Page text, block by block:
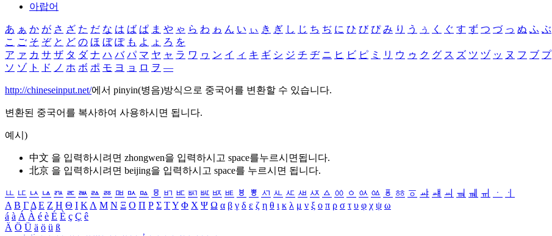
아랍어
あ ぁ か が さ ざ た だ な は ば ぱ ま や ゃ ら わ ゎ ん い ぃ き ぎ し じ ち ぢ に ひ び ぴ み り う ぅ く ぐ す ず つ づ っ ぬ ふ ぶ
こ ご そ ぞ と ど の ほ ぼ ぽ も よ ょ ろ を
ア ァ カ サ ザ タ ダ ナ ハ バ パ マ ヤ ャ ラ ワ ヮ ン イ ィ キ ギ シ ジ チ ヂ ニ ヒ ビ ピ ミ リ ウ ゥ ク グ ス ズ ツ ヅ ッ ヌ フ ブ プ
ソ ゾ ト ド ノ ホ ボ ポ モ ヨ ョ ロ ヲ ―
http://chineseinput.net/에서 pinyin(병음)방식으로 중국어를 변환할 수 있습니다.
변환된 중국어를 복사하여 사용하시면 됩니다.
예시)
中文 을 입력하시려면 zhongwen을 입력하시고 space를누르시면됩니다.
北京 을 입력하시려면 beijing을 입력하시고 space를 누르시면 됩니다.
ㅥ ㅦ ㅧ ㅨ ㅩ ㅪ ㅫ ㅬ ㅭ ㅮ ㅯ ㅰ ㅱ ㅲ ㅳ ㅴ ㅵ ㅶ ㅷ ㅸ ㅹ ㅺ ㅻ ㅼ ㅽ ㅾ ㅿ ㆀ ㆁ ㆂ ㆃ ㆄ ㆅ ㆆ ㆇ ㆈ ㆉ ㆊ ㆋ ㆌ ㆍ
ㆎ
Α Β ΓΔ Ε Ζ Η Θ Ι ΚΛ Μ Ν Ξ Ο Π Ρ Σ ΤΥ Φ Χ Ψ Ω α β γ δ ε ζ η θ ι κ λ μ ν ξ ο π ρ σ τ υ φ χ ψ ω
á à Á À é è É È ç Ç ê
Ä Ö Ü ä ö ü ß